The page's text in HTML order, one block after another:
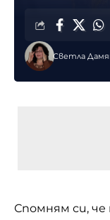
Светла
Спомням си,